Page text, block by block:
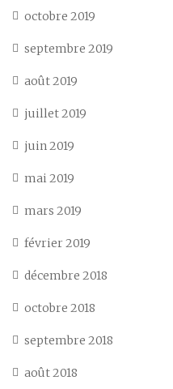
octobre 2019
septembre 2019
août 2019
juillet 2019
juin 2019
mai 2019
mars 2019
février 2019
décembre 2018
octobre 2018
septembre 2018
août 2018